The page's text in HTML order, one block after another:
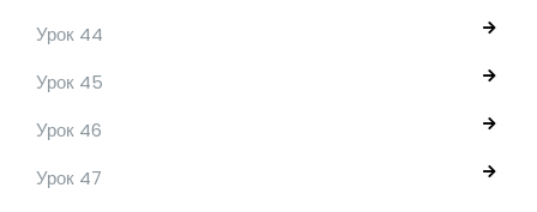
Урок 44
Урок 45
Урок 46
Урок 47